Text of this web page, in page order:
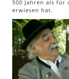
500 Jahren als
erwiesen hat.